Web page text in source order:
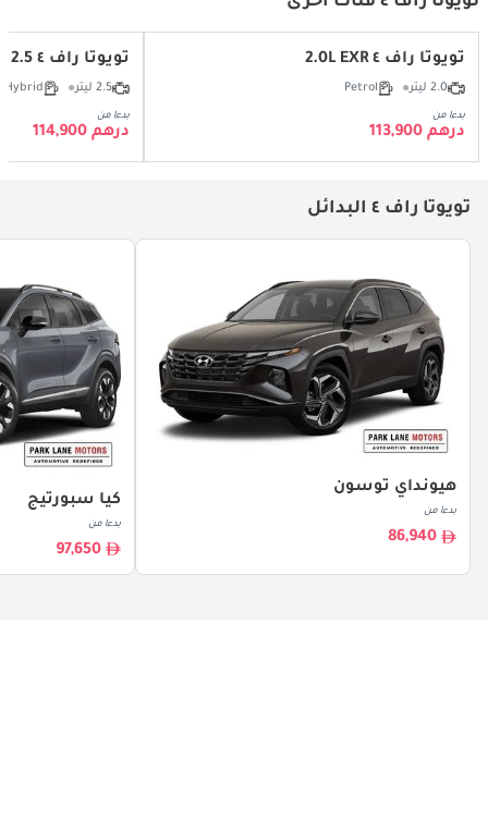
تويوتا راف ٤ 2.0L EXR
2.0 ليتر Petrol
بدءا من
درهم 113,900
تويوتا راف ٤ 2.5 لتر EX هايبرد
2.5 ليتر Hybrid
بدءا من
درهم 114,900
تويوتا راف ٤ البدائل
هيونداي توسون
بدءا من
86,940
كيا سبورتيج
بدءا من
97,650